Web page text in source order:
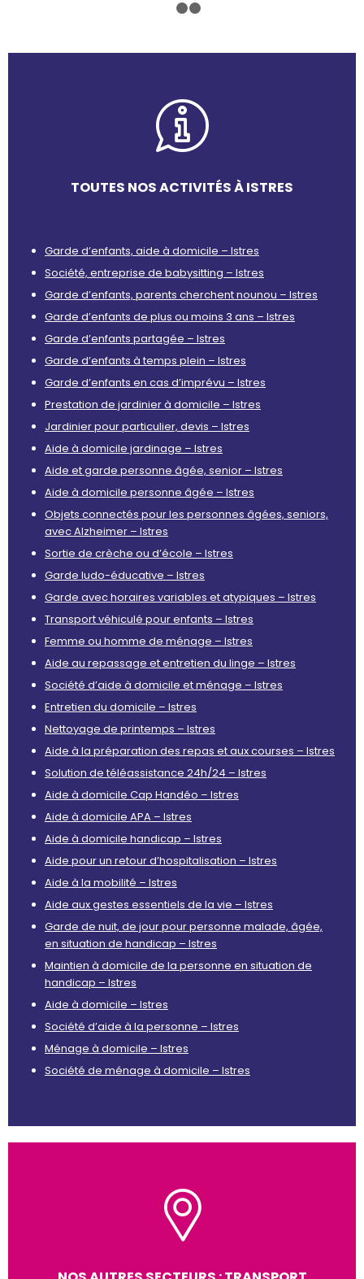
TOUTES NOS ACTIVITÉS À ISTRES
Garde d’enfants, aide à domicile – Istres
Société, entreprise de babysitting – Istres
Garde d’enfants, parents cherchent nounou – Istres
Garde d’enfants de plus ou moins 3 ans – Istres
Garde d’enfants partagée – Istres
Garde d’enfants à temps plein – Istres
Garde d’enfants en cas d’imprévu – Istres
Prestation de jardinier à domicile – Istres
Jardinier pour particulier, devis – Istres
Aide à domicile jardinage – Istres
Aide et garde personne âgée, senior – Istres
Aide à domicile personne âgée – Istres
Objets connectés pour les personnes âgées, seniors,
avec Alzheimer – Istres
Sortie de crèche ou d’école – Istres
Garde ludo-éducative – Istres
Garde avec horaires variables et atypiques – Istres
Transport véhiculé pour enfants – Istres
Femme ou homme de ménage – Istres
Aide au repassage et entretien du linge – Istres
Société d’aide à domicile et ménage – Istres
Entretien du domicile – Istres
Nettoyage de printemps – Istres
Aide à la préparation des repas et aux courses – Istres
Solution de téléassistance 24h/24 – Istres
Aide à domicile Cap Handéo – Istres
Aide à domicile APA – Istres
Aide à domicile handicap – Istres
Aide pour un retour d’hospitalisation – Istres
Aide à la mobilité – Istres
Aide aux gestes essentiels de la vie – Istres
Garde de nuit, de jour pour personne malade, âgée,
en situation de handicap – Istres
Maintien à domicile de la personne en situation de
handicap – Istres
Aide à domicile – Istres
Société d’aide à la personne – Istres
Ménage à domicile – Istres
Société de ménage à domicile – Istres